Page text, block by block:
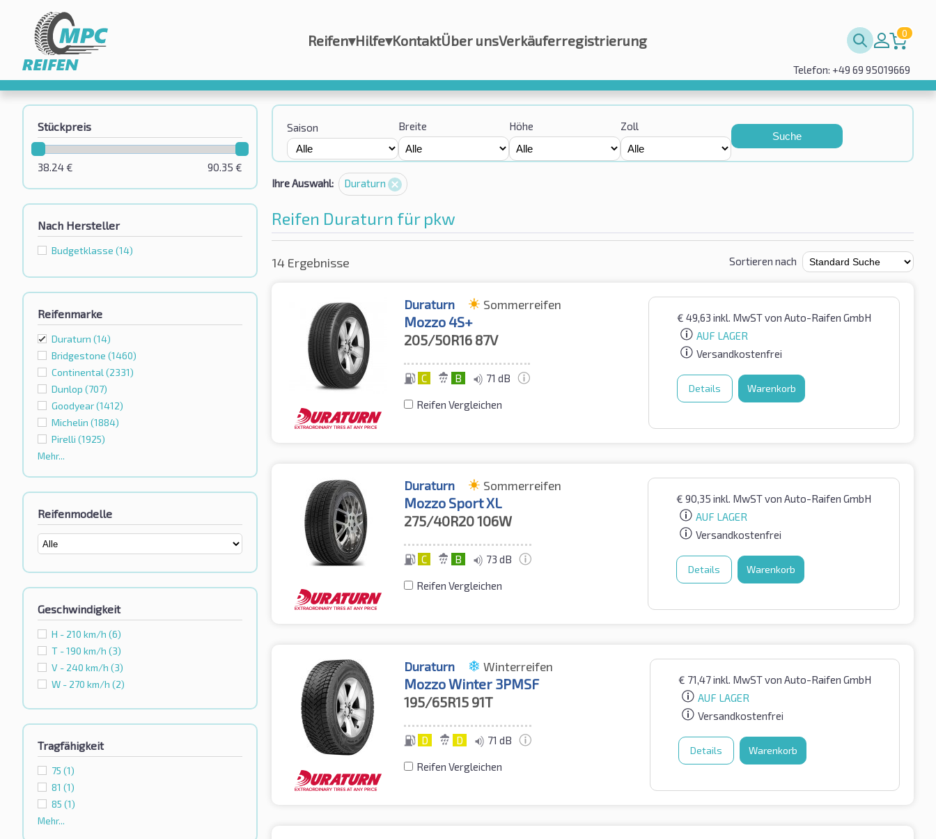
Reifen▾Hilfe▾KontaktÜber unsVerkäuferregistrierung 0
Telefon: +49 69 95019669
Stückpreis
90.35 €
38.24€
Nach Hersteller
Budgetklassе (14)
Reifenmarke
Duraturn (14)
Bridgestone (1460)
Continental (2331)
Dunlop (707)
Goodyear(1412)
Michelin (1884)
Pirelli (1925)
Mehr...
Reifenmodelle
Geschwindigkeit
H - 210 km/h (6)
T - 190 km/h (3)
V - 240 km/h (3)
W - 270 km/h (2)
Tragfähigkeit
75 (1)
81 (1)
85 (1)
Mehr...
Saison Breite Höhe Zoll
Suche
Ihre Auswahl: Duraturn
Reifen Duraturn für pkw
14 Ergebnisse Sortieren nach
Duraturn Sommerreifen
Mozzo 4S+
205/50R16 87V
C B 71 dB
Reifen Vergleichen
€ 49,63 inkl. MwSTvon Auto-Raifen GmbH
AUF LAGER
Versandkostenfrei
Details Warenkorb
Duraturn Sommerreifen
Mozzo Sport XL
275/40R20106W
C B 73 dB
Reifen Vergleichen
€ 90,35 inkl. MwSTvon Auto-Raifen GmbH
AUF LAGER
Versandkostenfrei
Details Warenkorb
Duraturn Winterreifen
Mozzo Winter 3PMSF
195/65R15 91T
D D 71 dB
Reifen Vergleichen
€ 71,47inkl. MwSTvon Auto-Raifen GmbH
AUF LAGER
Versandkostenfrei
Details Warenkorb